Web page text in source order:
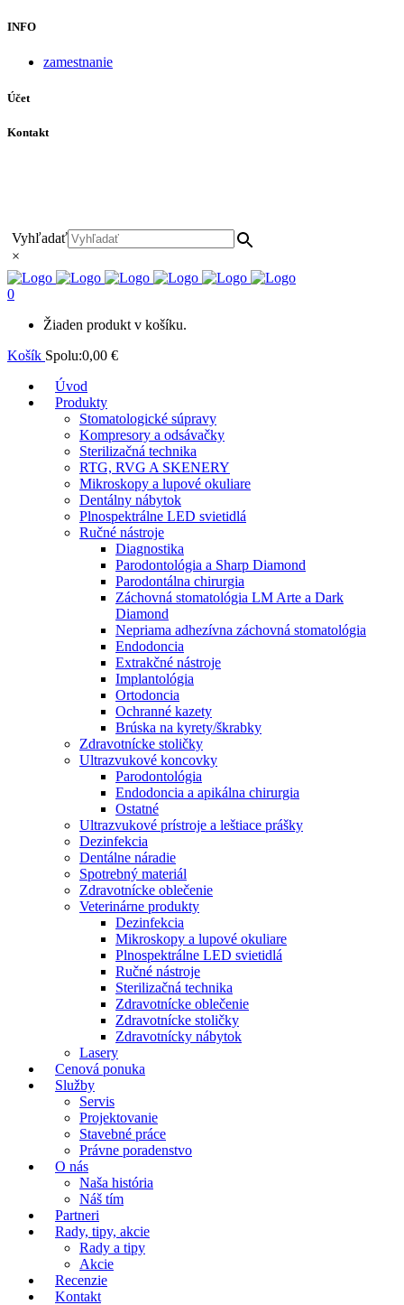
INFO
zamestnanie
Účet
Kontakt
Vyhľadať
×
0
Žiaden produkt v košíku.
Košík Spolu:0,00 €
Úvod
Produkty
Stomatologické súpravy
Kompresory a odsávačky
Sterilizačná technika
RTG, RVG A SKENERY
Mikroskopy a lupové okuliare
Dentálny nábytok
Plnospektrálne LED svietidlá
Ručné nástroje
Diagnostika
Parodontológia a Sharp Diamond
Parodontálna chirurgia
Záchovná stomatológia LM Arte a Dark
Diamond
Nepriama adhezívna záchovná stomatológia
Endodoncia
Extrakčné nástroje
Implantológia
Ortodoncia
Ochranné kazety
Brúska na kyrety/škrabky
Zdravotnícke stoličky
Ultrazvukové koncovky
Parodontológia
Endodoncia a apikálna chirurgia
Ostatné
Ultrazvukové prístroje a leštiace prášky
Dezinfekcia
Dentálne náradie
Spotrebný materiál
Zdravotnícke oblečenie
Veterinárne produkty
Dezinfekcia
Mikroskopy a lupové okuliare
Plnospektrálne LED svietidlá
Ručné nástroje
Sterilizačná technika
Zdravotnícke oblečenie
Zdravotnícke stoličky
Zdravotnícky nábytok
Lasery
Cenová ponuka
Služby
Servis
Projektovanie
Stavebné práce
Právne poradenstvo
O nás
Naša história
Náš tím
Partneri
Rady, tipy, akcie
Rady a tipy
Akcie
Recenzie
Kontakt